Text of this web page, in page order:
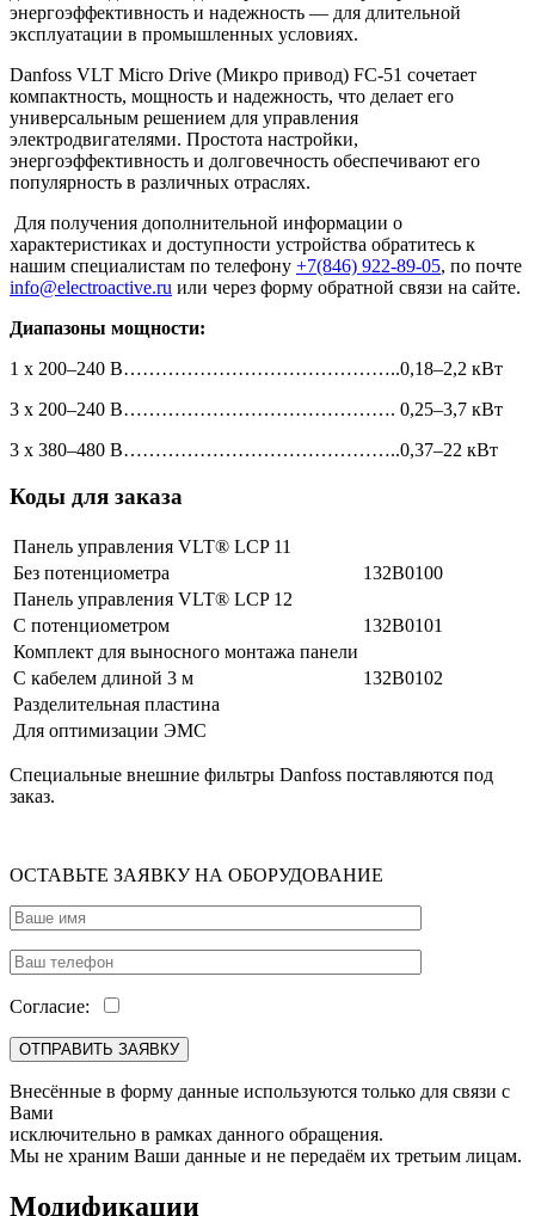
энергоэффективность и надежность — для длительной
эксплуатации в промышленных условиях.
Danfoss VLT Micro Drive (Микро привод) FC-51 сочетает
компактность, мощность и надежность, что делает его
универсальным решением для управления
электродвигателями. Простота настройки,
энергоэффективность и долговечность обеспечивают его
популярность в различных отраслях.
Для получения дополнительной информации о
характеристиках и доступности устройства обратитесь к
нашим специалистам по телефону +7(846) 922-89-05, по почте
info@electroactive.ru или через форму обратной связи на сайте.
Диапазоны мощности:
1 x 200–240 В……………………………………..0,18–2,2 кВт
3 x 200–240 В……………………………………. 0,25–3,7 кВт
3 x 380–480 В……………………………………..0,37–22 кВт
Коды для заказа
Панель управления VLT® LCP 11
Без потенциометра
132B0100
Панель управления VLT® LCP 12
С потенциометром
132B0101
Комплект для выносного монтажа панели
С кабелем длиной 3 м
132B0102
Разделительная пластина
Для оптимизации ЭМС
Специальные внешние фильтры Danfoss поставляются под
заказ.
ОСТАВЬТЕ ЗАЯВКУ НА ОБОРУДОВАНИЕ
Согласие:
Внесённые в форму данные используются только для связи с
Вами
исключительно в рамках данного обращения.
Мы не храним Ваши данные и не передаём их третьим лицам.
Модификации